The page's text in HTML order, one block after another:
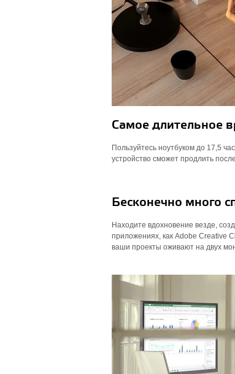
Самое длительное
Пользуйтесь ноутбуком до 17,5
устройство сможет продлить
Бесконечно много
Находите вдохновение везде,
приложениях, как Adobe Creative
ваши проекты оживают на двух